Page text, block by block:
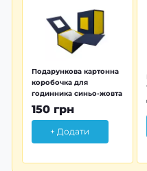
Подарункова картонна
коробочка для
годинника синьо-жовта
150 грн
+ Додати